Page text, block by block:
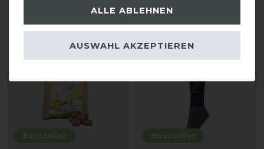
ARTIKEL MERKEN ARTIKEL MERKEN
Bestseller Bestseller
-20%
ALLE ABLEHNEN
AUSWAHL AKZEPTIEREN